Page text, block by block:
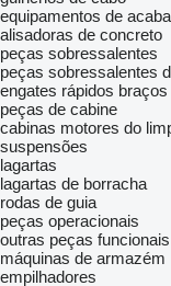
equipamentos de
alisadoras de concreto
peças sobressalentes
peças sobressalentes
engates rápidos
peças de cabine
cabinas motores do
suspensões
lagartas
lagartas de borracha
rodas de guia
peças operacionais
outras peças funcionais
máquinas de armazém
empilhadores